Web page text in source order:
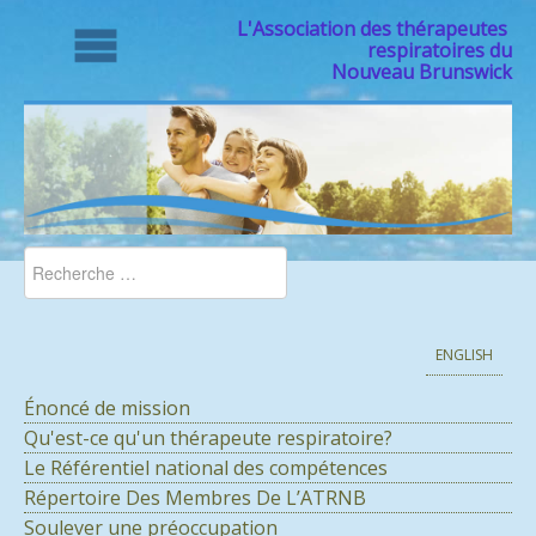
L'Association des thérapeutes
respiratoires du
Nouveau Brunswick
ENGLISH
Énoncé de mission
Qu'est-ce qu'un thérapeute respiratoire?
Le Référentiel national des compétences
Répertoire Des Membres De L’ATRNB
Soulever une préoccupation